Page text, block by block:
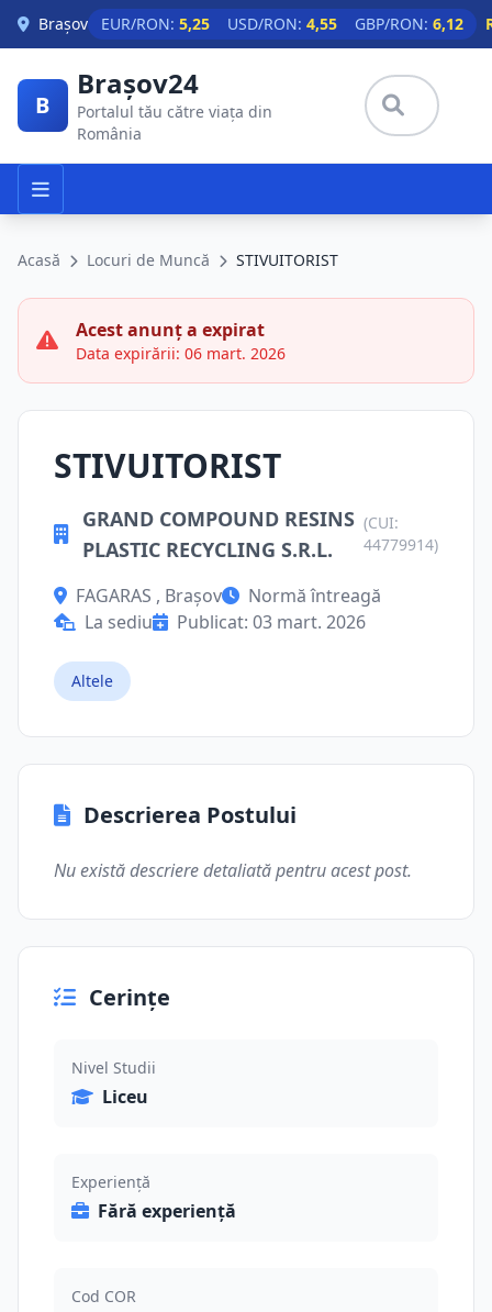
Skip to main content
Brașov EUR/RON: 5,25 USD/RON: 4,55 GBP/RON: 6,12
B
Brașov24
Portalul tău către viața din
România
Acasă Locuri de Muncă STIVUITORIST
Acest anunț a expirat
Data expirării: 06 mart. 2026
STIVUITORIST
GRAND COMPOUND RESINS
PLASTIC RECYCLING S.R.L.
(CUI:
44779914)
FAGARAS , Brașov
Normă întreagă
La sediu
Publicat: 03 mart. 2026
Altele
Descrierea Postului
Nu există descriere detaliată pentru acest post.
Cerințe
Nivel Studii
Liceu
Experiență
Fără experiență
Cod COR